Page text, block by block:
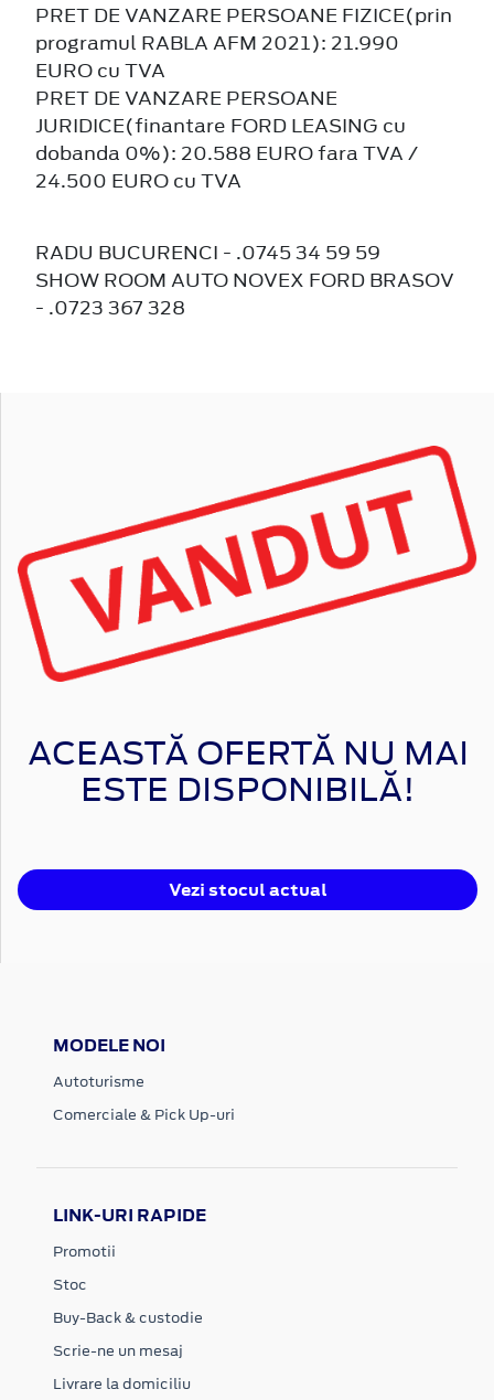
PRET DE VANZARE PERSOANE FIZICE(prin
programul RABLA AFM 2021): 21.990
EURO cu TVA
PRET DE VANZARE PERSOANE
JURIDICE(finantare FORD LEASING cu
dobanda 0%): 20.588 EURO fara TVA /
24.500 EURO cu TVA
RADU BUCURENCI - .0745 34 59 59
SHOW ROOM AUTO NOVEX FORD BRASOV
- .0723 367 328
ACEASTĂ OFERTĂ NU MAI
ESTE DISPONIBILĂ!
Vezi stocul actual
MODELE NOI
Autoturisme
Comerciale & Pick Up-uri
LINK-URI RAPIDE
Promotii
Stoc
Buy-Back & custodie
Scrie-ne un mesaj
Livrare la domiciliu